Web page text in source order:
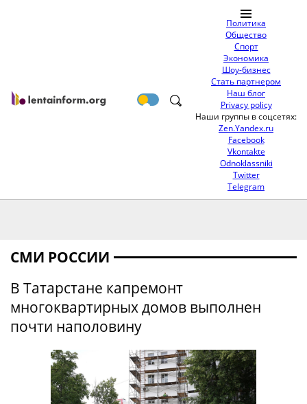
Политика
Общество
Спорт
Экономика
Шоу-бизнес
Стать партнером
Наш блог
Privacy policy
Наши группы в соцсетях:
Zen.Yandex.ru
Facebook
Vkontakte
Odnoklassniki
Twitter
Telegram
СМИ РОССИИ
В Татарстане капремонт
многоквартирных домов выполнен
почти наполовину